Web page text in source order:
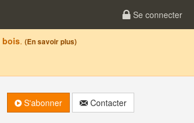
Se connecter
bois. (En savoir plus)
S'abonner Contacter